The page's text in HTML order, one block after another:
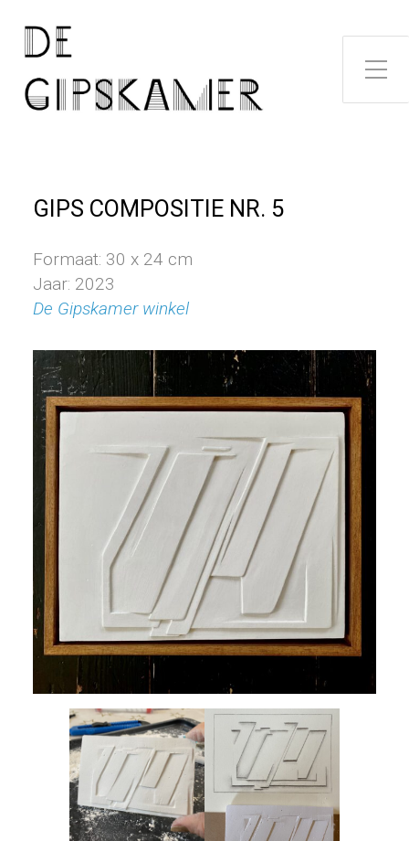
Toggle
GIPS COMPOSITIE NR. 5
Formaat: 30 x 24 cm
Jaar: 2023
De Gipskamer winkel